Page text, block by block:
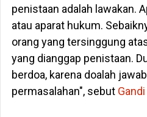
penistaan adalah lawakan.
atau aparat hukum.
orang yang tersinggung
yang dianggap penistaan.
berdoa, karena doalah
permasalahan", sebut